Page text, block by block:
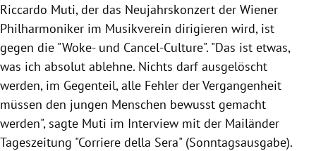
Untermenü
Riccardo Muti, der das Neujahrskonzert der Wiener
Philharmoniker im Musikverein dirigieren wird, ist
gegen die "Woke- und Cancel-Culture". "Das ist etwas,
was ich absolut ablehne. Nichts darf ausgelöscht
werden, im Gegenteil, alle Fehler der Vergangenheit
müssen den jungen Menschen bewusst gemacht
werden", sagte Muti im Interview mit der Mailänder
Tageszeitung "Corriere della Sera" (Sonntagsausgabe).